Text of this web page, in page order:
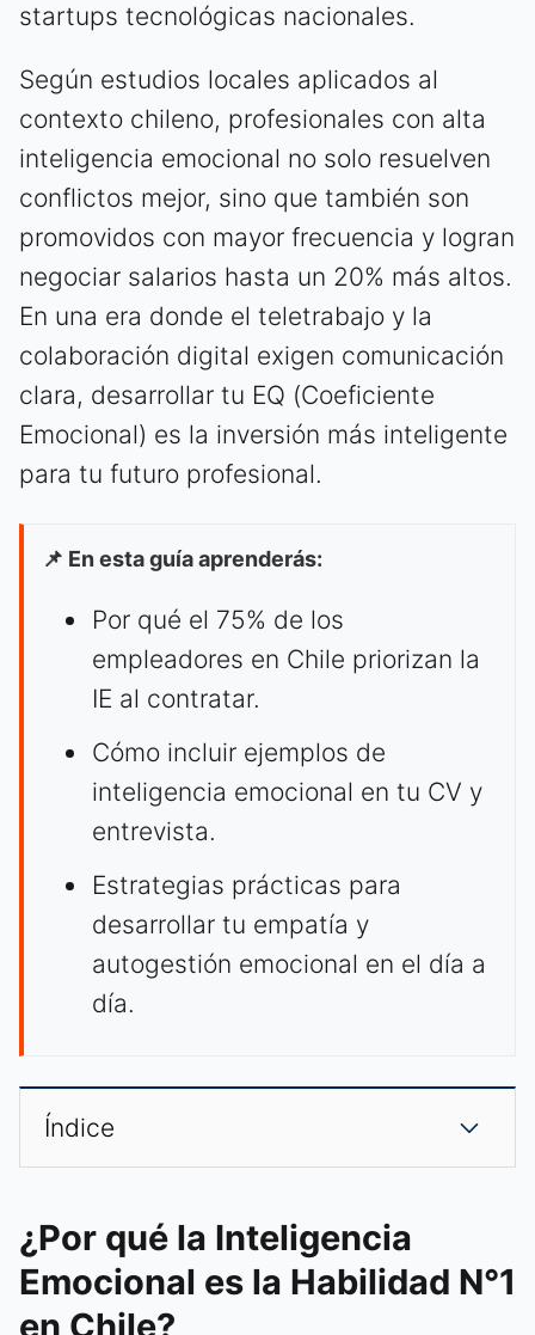
startups tecnológicas nacionales.
Según estudios locales aplicados al
contexto chileno, profesionales con alta
inteligencia emocional no solo resuelven
conflictos mejor, sino que también son
promovidos con mayor frecuencia y logran
negociar salarios hasta un 20% más altos.
En una era donde el teletrabajo y la
colaboración digital exigen comunicación
clara, desarrollar tu EQ (Coeficiente
Emocional) es la inversión más inteligente
para tu futuro profesional.
📌 En esta guía aprenderás:
Por qué el 75% de los
empleadores en Chile priorizan la
IE al contratar.
Cómo incluir ejemplos de
inteligencia emocional en tu CV y
entrevista.
Estrategias prácticas para
desarrollar tu empatía y
autogestión emocional en el día a
día.
Índice
¿Por qué la Inteligencia
Emocional es la Habilidad N°1
en Chile?